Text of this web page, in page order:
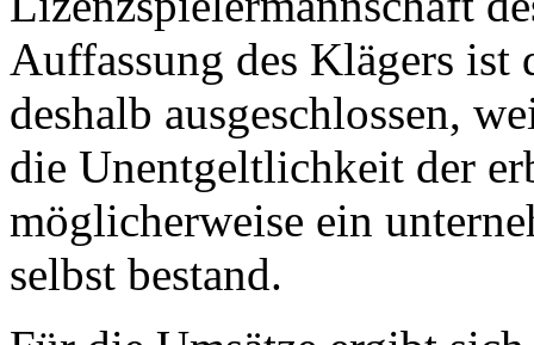
Auffassung des Klägers ist
deshalb ausgeschlossen,
die Unentgeltlichkeit der
möglicherweise ein
selbst bestand.